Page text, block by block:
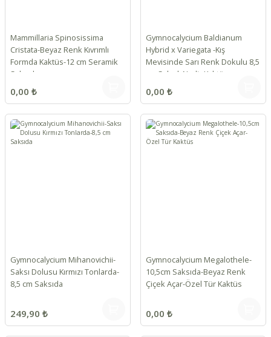
Mammillaria Spinosissima
Cristata-Beyaz Renk Kıvrımlı
Formda Kaktüs-12 cm Seramik
Saksıda
0,00 ₺
Gymnocalycium Baldianum
Hybrid x Variegata -Kış
Mevisinde Sarı Renk Dokulu 8,5
cm Saksılı Nadir Kaktüs
0,00 ₺
Gymnocalycium Mihanovichii-
Saksı Dolusu Kırmızı Tonlarda-
8,5 cm Saksıda
249,90 ₺
Gymnocalycium Megalothele-
10,5cm Saksıda-Beyaz Renk
Çiçek Açar-Özel Tür Kaktüs
0,00 ₺